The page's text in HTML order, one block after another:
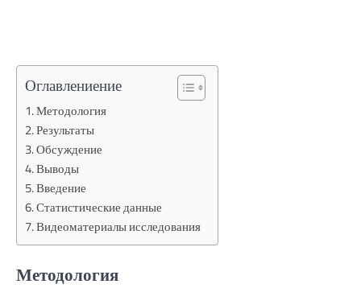
Оглавлениение
Методология
Результаты
Обсуждение
Выводы
Введение
Статистические данные
Видеоматериалы исследования
Методология